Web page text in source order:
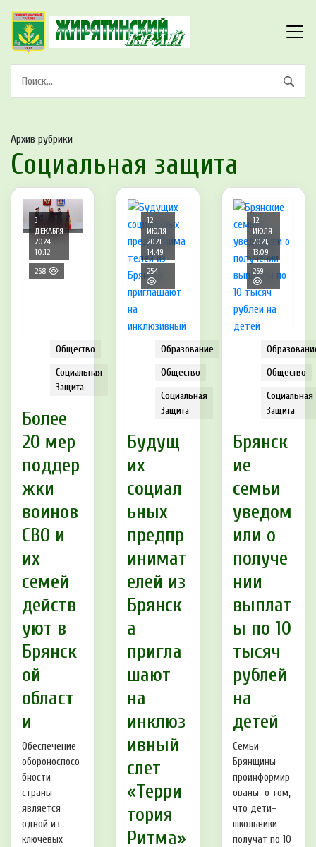
Архив рубрики
Социальная защита
3
ДЕКАБРЯ
2024,
10:12
268
Общество
Социальная
Защита
Более
20 мер
поддер
жки
воинов
СВО и
их
семей
действ
уют в
Брянск
ой
област
и
Обеспечение
обороноспосо
бности
страны
является
одной из
ключевых
12
ИЮЛЯ
2021,
14:49
254
Образование
Общество
Социальная
Защита
Будущ
их
социал
ьных
предпр
инимат
елей из
Брянск
а
пригла
шают
на
инклюз
ивный
слет
«Терри
тория
Ритма»
12
ИЮЛЯ
2021,
13:09
269
Общество
Социальная
Защита
Брянск
ие
семьи
уведом
или о
получе
нии
выплат
ы по 10
тысяч
рублей
на
детей
Семьи
Брянщины
проинформир
ованы о том,
что дети-
школьники
получат по 10